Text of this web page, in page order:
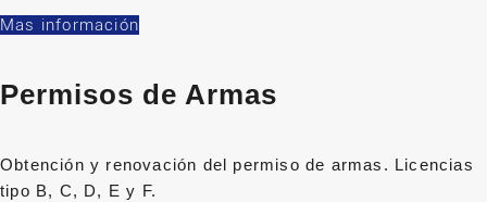
Mas información
Permisos de Armas
Obtención y renovación del permiso de armas. Licencias
tipo B, C, D, E y F.